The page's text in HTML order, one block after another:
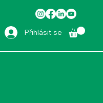
Přihlásit se